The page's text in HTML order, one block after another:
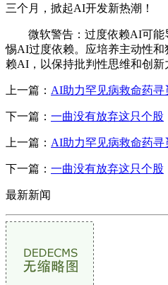
三个月，掀起AI开发新热潮！
微软警告：过度依赖AI可能
惕AI过度依赖。应培养主动性
赖AI，以保持批判性思维和创新
上一篇： AI助力罕见病救命药寻
下一篇： 一曲没有放弃这只个股
上一篇： AI助力罕见病救命药寻
下一篇： 一曲没有放弃这只个股
最新新闻